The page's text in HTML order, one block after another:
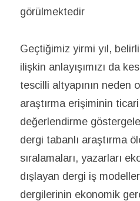
görülmektedir
Geçtiğimiz yirmi yıl,
ilişkin anlayışımızı da
tescilli altyapının neden
araştırma erişiminin
değerlendirme
dergi tabanlı araştırma
sıralamaları, yazarları
dışlayan dergi iş
dergilerinin ekonomik